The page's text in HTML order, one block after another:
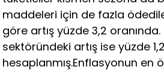
maddeleri için de fazla
göre artış yüzde 3,2
sektöründeki artış ise yüzde
hesaplanmış.Enflasyonun en